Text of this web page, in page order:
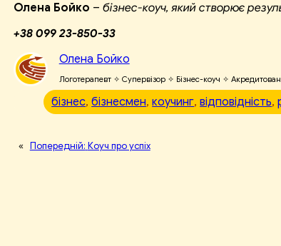
Олена Бойко – бізнес-коуч, який створює
+38 099 23-850-33
Олена Бойко
Логотерапевт ✧ Супервізор ✧ Бізнес-коуч ✧
бізнес, бізнесмен, коучинг, відповідність,
« Попередній: Коуч про успіх